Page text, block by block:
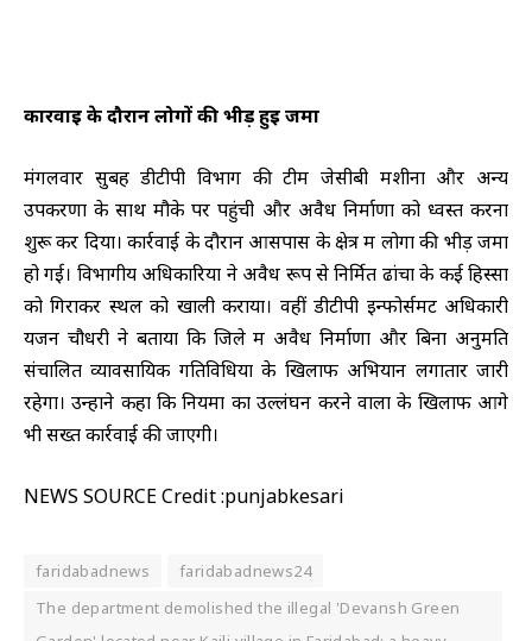
कार्रवाई के दौरान लोगों की भीड़ हुई जमा
मंगलवार सुबह डीटीपी विभाग की टीम जेसीबी मशीनों और अन्य
उपकरणों के साथ मौके पर पहुंची और अवैध निर्माणों को ध्वस्त करना
शुरू कर दिया। कार्रवाई के दौरान आसपास के क्षेत्र में लोगों की भीड़ जमा
हो गई। विभागीय अधिकारियों ने अवैध रूप से निर्मित ढांचों के कई हिस्सों
को गिराकर स्थल को खाली कराया। वहीं डीटीपी इन्फोर्समेंट अधिकारी
यजन चौधरी ने बताया कि जिले में अवैध निर्माणों और बिना अनुमति
संचालित व्यावसायिक गतिविधियों के खिलाफ अभियान लगातार जारी
रहेगा। उन्होंने कहा कि नियमों का उल्लंघन करने वालों के खिलाफ आगे
भी सख्त कार्रवाई की जाएगी।
NEWS SOURCE Credit :punjabkesari
faridabadnews
faridabadnews24
The department demolished the illegal 'Devansh Green